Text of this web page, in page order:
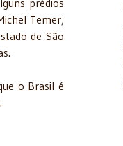
prédios
Temer,
de São
o Brasil é